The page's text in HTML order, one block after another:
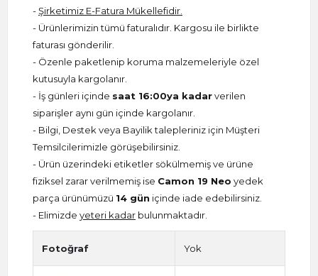
-Şirketimiz E-Fatura Mükellefidir.
- Ürünlerimizin tümü faturalıdır. Kargosu ile birlikte
faturası gönderilir.
- Özenle paketlenip koruma malzemeleriyle özel
kutusuyla kargolanır.
- İş günleri içinde saat 16:00ya kadarverilen
siparişler aynı gün içinde kargolanır.
- Bilgi, Destek veya Bayilik talepleriniz için Müşteri
Temsilcilerimizle görüşebilirsiniz.
- Ürün üzerindeki etiketler sökülmemiş ve ürüne
fiziksel zarar verilmemiş ise Camon 19 Neo yedek
parça ürünümüzü 14 gün içinde iade edebilirsiniz.
- Elimizde yeteri kadar bulunmaktadır.
Fotoğraf Yok